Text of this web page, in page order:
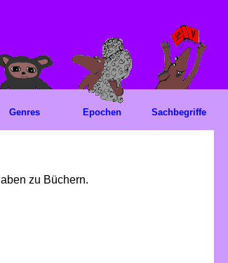
zu Büchern.
Genres Epochen Sachbegriffe